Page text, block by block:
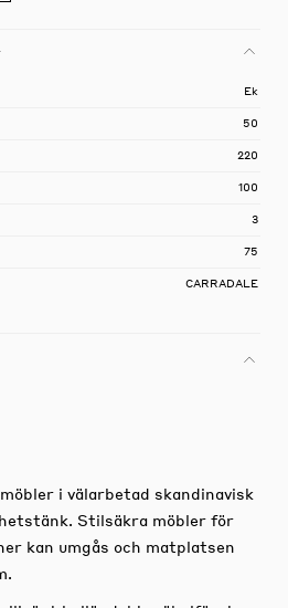
Ek
50
220
100
3
75
CARRADALE
i välarbetad skandinavisk
Stilsäkra möbler för
kan umgås och matplatsen